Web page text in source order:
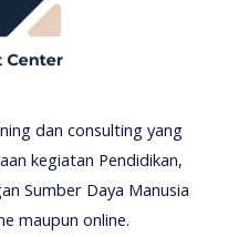
dan consulting yang
kegiatan Pendidikan,
Sumber Daya Manusia
maupun online.